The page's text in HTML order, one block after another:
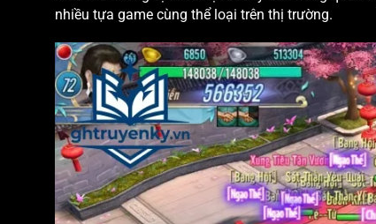
nhiều tựa game cùng thể loại trên thị trường.